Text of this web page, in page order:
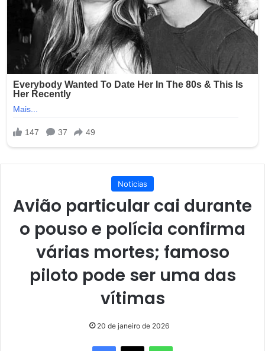
Noticias
Avião particular cai durante
o pouso e polícia confirma
várias mortes; famoso
piloto pode ser uma das
vítimas
20 de janeiro de 2026
Facebook
X WhatsApp